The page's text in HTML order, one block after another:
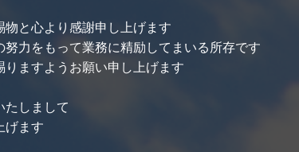
と心より感謝申し上げます
力をもって業務に精励してまいる所存です
ますようお願い申し上げます
たしまして
げます